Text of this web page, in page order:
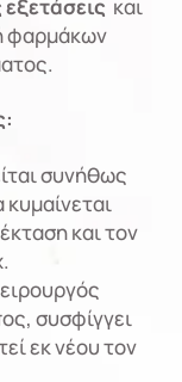
και
φαρμάκων
συνήθως
κυμαίνεται
και τον
συσφίγγει
εκ νέου τον